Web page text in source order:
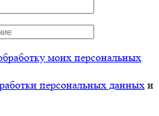
моих персональных
персональных данных и